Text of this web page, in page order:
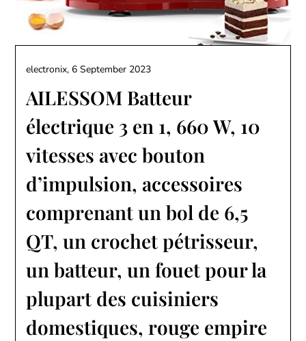
AILESSOM Batteur
électrique 3 en 1, 660 W, 10
vitesses avec bouton
d’impulsion, accessoires
comprenant un bol de 6,5
QT, un crochet pétrisseur,
un batteur, un fouet pour la
plupart des cuisiniers
domestiques, rouge empire
electronix, 6 September 2023